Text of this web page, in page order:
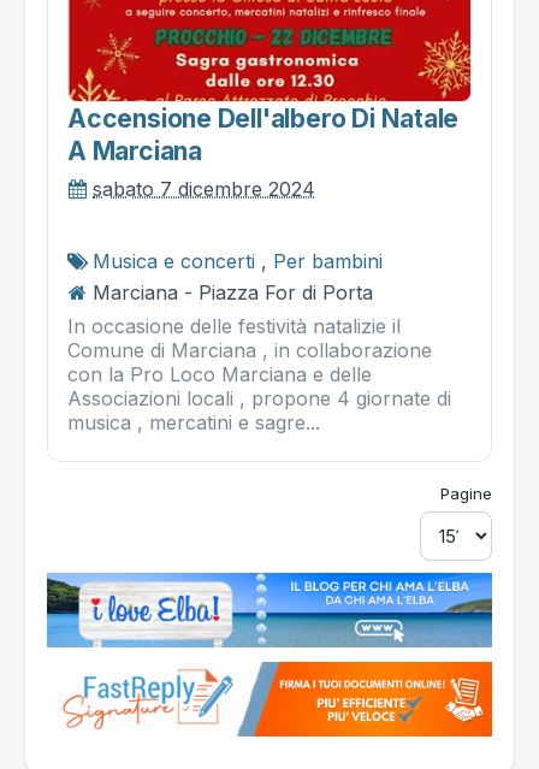
Accensione Dell'albero Di Natale
A Marciana
sabato 7 dicembre 2024
Musica e concerti , Per bambini
Marciana - Piazza For di Porta
In occasione delle festività natalizie il
Comune di Marciana , in collaborazione
con la Pro Loco Marciana e delle
Associazioni locali , propone 4 giornate di
musica , mercatini e sagre...
Pagine